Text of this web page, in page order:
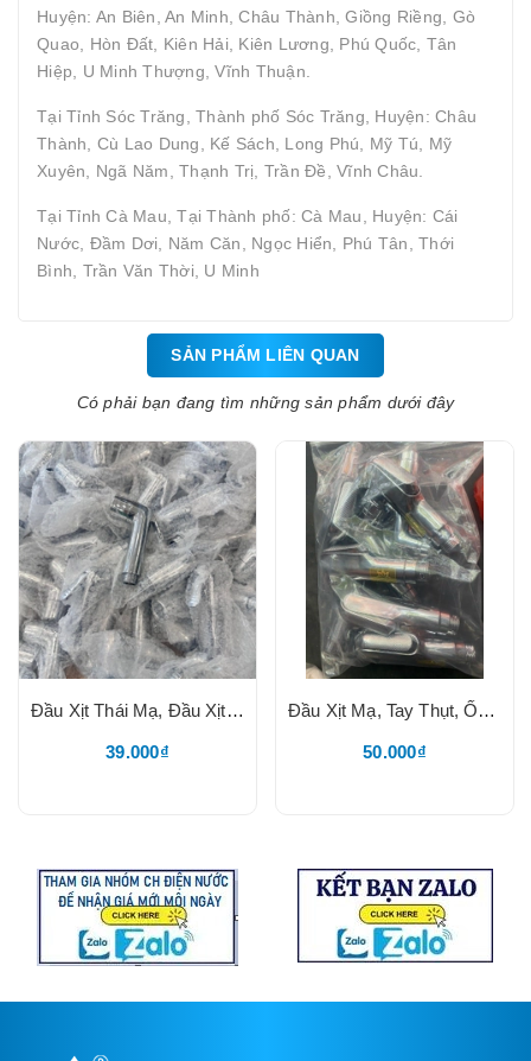
Huyện: An Biên, An Minh, Châu Thành, Giồng Riềng, Gò
Quao, Hòn Đất, Kiên Hải, Kiên Lương, Phú Quốc, Tân
Hiệp, U Minh Thượng, Vĩnh Thuận.
Tại Tỉnh Sóc Trăng, Thành phố Sóc Trăng, Huyện: Châu
Thành, Cù Lao Dung, Kế Sách, Long Phú, Mỹ Tú, Mỹ
Xuyên, Ngã Năm, Thạnh Trị, Trần Đề, Vĩnh Châu.
Tại Tỉnh Cà Mau, Tại Thành phố: Cà Mau, Huyện: Cái
Nước, Đầm Dơi, Năm Căn, Ngọc Hiển, Phú Tân, Thới
Bình, Trần Văn Thời, U Minh
SẢN PHẨM LIÊN QUAN
Có phải bạn đang tìm những sản phẩm dưới đây
Đầu Xịt Thái Mạ, Đầu Xịt Nhựa Mạ Số 06
39.000₫
Đầu Xịt Mạ, Tay Thụt, Ốc Chụp Mạ, Ty Đồng PARTIAL (Loại 1)
50.000₫